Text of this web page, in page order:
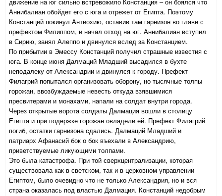
Аннибалиан обойдет его с юга и отрежет от Египта. Поэтому
Констанций покинул Антиохию, оставив там гарнизон во главе с
префектом Филиппом, и начал отход на юг. Аннибалиан вступил
в Сирию, занял Алеппо и двинулся вслед за Констанцием.
По прибытии в Эмессу Констанций получил страшные известия с
юга. В конце июня Далмаций Младший высадился в бухте
неподалеку от Александрии и двинулся к городу. Префект
Филагрий попытался организовать оборону, но тысячные толпы
горожан, ввозбуждаемые невесть откуда взявшимися
пресвитерами и монахами, напали на солдат внутри города.
Через открытые ворота солдаты Далмация вошли в столицу
Египта и при подержке горожан овладели ей. Префект Филагрий
погиб, остатки гарнизона сдались. Далмаций Младший и
патриарх Афанасий бок о бок въехали в Александрию,
приветствуемые ликующими толпами.
Это была катастрофа. При той сверхцентрализации, которая
существовала как в светском, так и в церковном управлении
Египтом, было очевидно что не только Александрия, но и вся
страна оказалась под властью Далмация. Констанций недобрым